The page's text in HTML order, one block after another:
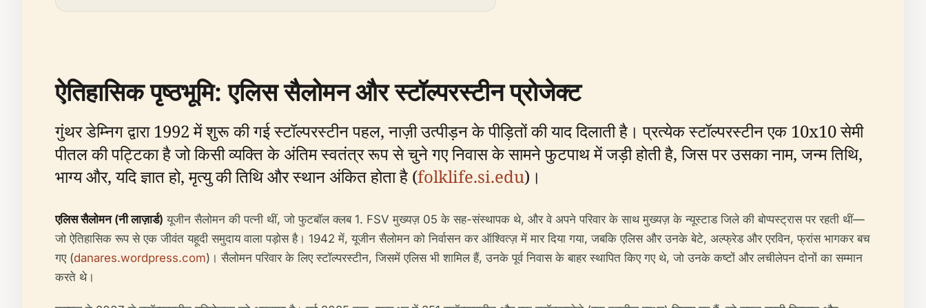
ऐतिहासिक पृष्ठभूमि: एलिस सैलोमन और स्टॉल्परस्टीन प्रोजेक्ट
गुंथर डेम्निग द्वारा 1992 में शुरू की गई स्टॉल्परस्टीन पहल, नाज़ी उत्पीड़न के पीड़ितों की याद दिलाती है। प्रत्येक स्टॉल्परस्टीन एक 10x10 सेमी
पीतल की पट्टिका है जो किसी व्यक्ति के अंतिम स्वतंत्र रूप से चुने गए निवास के सामने फुटपाथ में जड़ी होती है, जिस पर उसका नाम, जन्म तिथि,
भाग्य और, यदि ज्ञात हो, मृत्यु की तिथि और स्थान अंकित होता है (folklife.si.edu)।
एलिस सैलोमन (नी लाज़ार्ड) यूजीन सैलोमन की पत्नी थीं, जो फुटबॉल क्लब 1. FSV मुख्यज़ 05 के सह-संस्थापक थे, और वे अपने परिवार के साथ मुख्यज़ के न्यूस्टाड जिले की बोप्पस्ट्रास पर रहती थीं—
जो ऐतिहासिक रूप से एक जीवंत यहूदी समुदाय वाला पड़ोस है। 1942 में, यूजीन सैलोमन को निर्वासन कर ऑश्वित्ज़ में मार दिया गया, जबकि एलिस और उनके बेटे, अल्फ्रेड और एरविन, फ्रांस भागकर बच
गए (danares.wordpress.com)। सैलोमन परिवार के लिए स्टॉल्परस्टीन, जिसमें एलिस भी शामिल हैं, उनके पूर्व निवास के बाहर स्थापित किए गए थे, जो उनके कष्टों और लचीलेपन दोनों का सम्मान
करते थे।